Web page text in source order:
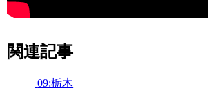
関連記事
09:栃木